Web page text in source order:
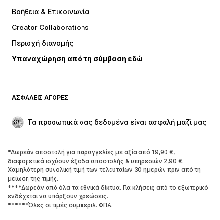
TOMMY HILFIGER
Βοήθεια & Επικοινωνία
Creator Collaborations
Περιοχή διανομής
Υπαναχώρηση από τη σύμβαση εδώ
ΑΣΦΑΛΕΊΣ ΑΓΟΡΈΣ
Τα προσωπικά σας δεδομένα είναι ασφαλή μαζί μας
*Δωρεάν αποστολή για παραγγελίες με αξία από 19,90 €,
διαφορετικά ισχύουν έξοδα αποστολής & υπηρεσιών 2,90 €.
Χαμηλότερη συνολική τιμή των τελευταίων 30 ημερών πριν από τη
μείωση της τιμής.
****Δωρεάν από όλα τα εθνικά δίκτυα. Για κλήσεις από το εξωτερικό
ενδέχεται να υπάρξουν χρεώσεις.
******Όλες οι τιμές συμπεριλ. ΦΠΑ.